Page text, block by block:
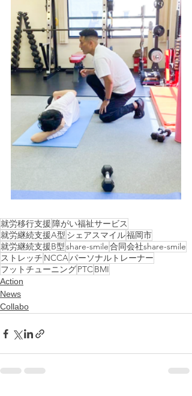
就労移行支援障がい福祉サービス
就労継続支援A型 シェアスマイル福岡市
就労継続支援B型share-smile合同会社share-smile
ストレッチ NCCAパーソナルトレーナー
フットチューニングPTCBMI
Action
News
Collabo